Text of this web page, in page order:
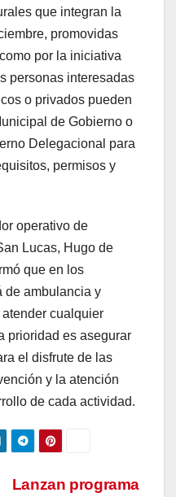
que integran la
promovidas
por la iniciativa
personas interesadas
o privados pueden
de Gobierno o
Delegacional para
permisos y
operativo de
Lucas, Hugo de
que en los
de ambulancia y
cualquier
prioridad es asegurar
el disfrute de las
y la atención
de cada actividad.
Lanzan programa